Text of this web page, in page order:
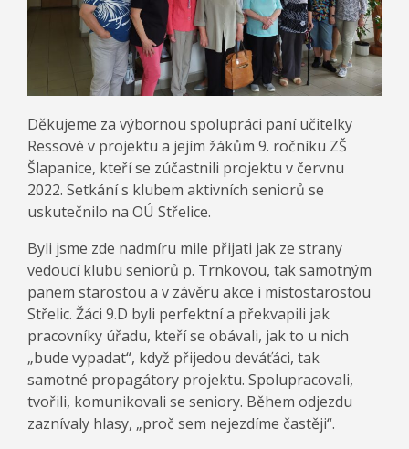
Děkujeme za výbornou spolupráci paní učitelky
Ressové v projektu a jejím žákům 9. ročníku ZŠ
Šlapanice, kteří se zúčastnili projektu v červnu
2022. Setkání s klubem aktivních seniorů se
uskutečnilo na OÚ Střelice.
Byli jsme zde nadmíru mile přijati jak ze strany
vedoucí klubu seniorů p. Trnkovou, tak samotným
panem starostou a v závěru akce i místostarostou
Střelic. Žáci 9.D byli perfektní a překvapili jak
pracovníky úřadu, kteří se obávali, jak to u nich
„bude vypadat“, když přijedou deváťáci, tak
samotné propagátory projektu. Spolupracovali,
tvořili, komunikovali se seniory. Během odjezdu
zaznívaly hlasy, „proč sem nejezdíme častěji“.